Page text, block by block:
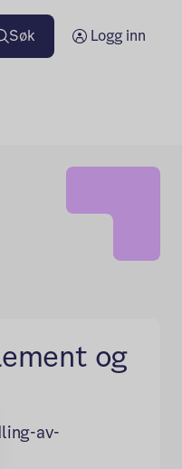
Søk Logg inn
og
av-